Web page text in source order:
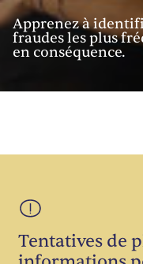
Apprenez à
fraudes les plus
en conséquence.
Tentatives de